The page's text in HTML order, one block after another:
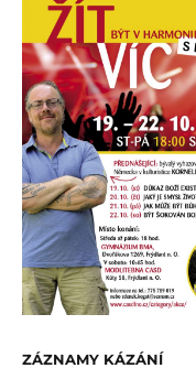
ZÁZNAMY KÁZÁNÍ